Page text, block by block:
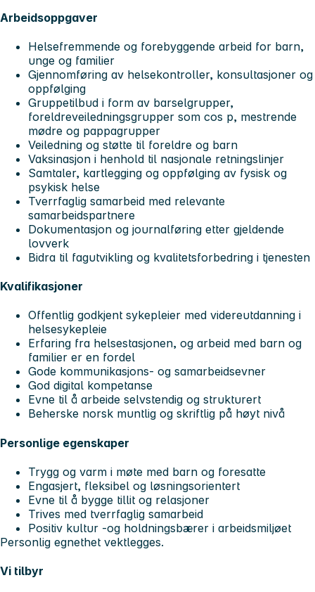
Arbeidsoppgaver
Helsefremmende og forebyggende arbeid for barn,
unge og familier
Gjennomføring av helsekontroller, konsultasjoner og
oppfølging
Gruppetilbud i form av barselgrupper,
foreldreveiledningsgrupper som cos p, mestrende
mødre og pappagrupper
Veiledning og støtte til foreldre og barn
Vaksinasjon i henhold til nasjonale retningslinjer
Samtaler, kartlegging og oppfølging av fysisk og
psykisk helse
Tverrfaglig samarbeid med relevante
samarbeidspartnere
Dokumentasjon og journalføring etter gjeldende
lovverk
Bidra til fagutvikling og kvalitetsforbedring i tjenesten
Kvalifikasjoner
Offentlig godkjent sykepleier med videreutdanning i
helsesykepleie
Erfaring fra helsestasjonen, og arbeid med barn og
familier er en fordel
Gode kommunikasjons- og samarbeidsevner
God digital kompetanse
Evne til å arbeide selvstendig og strukturert
Beherske norsk muntlig og skriftlig på høyt nivå
Personlige egenskaper
Trygg og varm i møte med barn og foresatte
Engasjert, fleksibel og løsningsorientert
Evne til å bygge tillit og relasjoner
Trives med tverrfaglig samarbeid
Positiv kultur -og holdningsbærer i arbeidsmiljøet
Personlig egnethet vektlegges.
Vi tilbyr